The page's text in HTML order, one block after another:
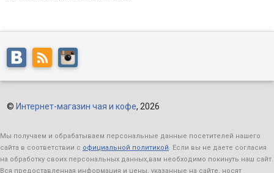
© Интернет-магазин чая и кофе, 2026
Мы получаем и обрабатываем персональные данные посетителей нашего
сайта в соответствии с официальной политикой. Если вы не даете согласия
на обработку своих персональных данных,вам необходимо покинуть наш сайт.
Вся предоставленная информация и цены, указанные на сайте, носят